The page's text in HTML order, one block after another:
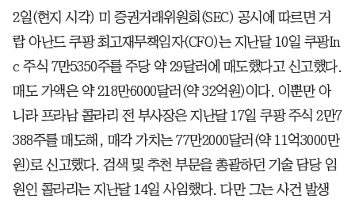
2일(현지 시각) 미 증권거래위원회(SEC) 공시에 따르면 거
랍 아난드 쿠팡 최고재무책임자(CFO)는 지난달 10일 쿠팡In
c 주식 7만5350주를 주당 약 29달러에 매도했다고 신고했다.
매도 가액은 약 218만6000달러(약 32억원)이다. 이뿐만 아
니라 프라남 콜라리 전 부사장은 지난달 17일 쿠팡 주식 2만7
388주를 매도해, 매각 가치는 77만2000달러(약 11억3000만
원)로 신고했다. 검색 및 추천 부문을 총괄하던 기술 담당 임
원인 콜라리는 지난달 14일 사임했다. 다만 그는 사건 발생